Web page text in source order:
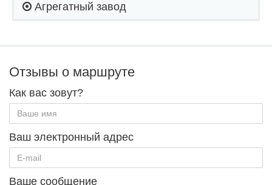
Агрегатный завод
Отзывы о маршруте
Как вас зовут?
Ваш электронный адрес
Ваше сообщение